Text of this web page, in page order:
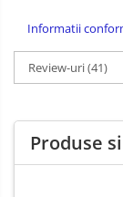
Informatii
Review-uri(41)
Produse